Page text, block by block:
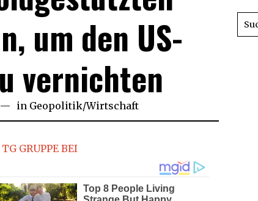
um den US-
vernichten
in Geopolitik/Wirtschaft
GRUPPE BEI